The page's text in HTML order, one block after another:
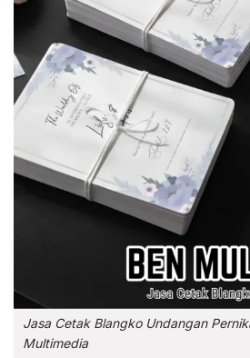
Jasa Cetak Blangko Undangan
Multimedia